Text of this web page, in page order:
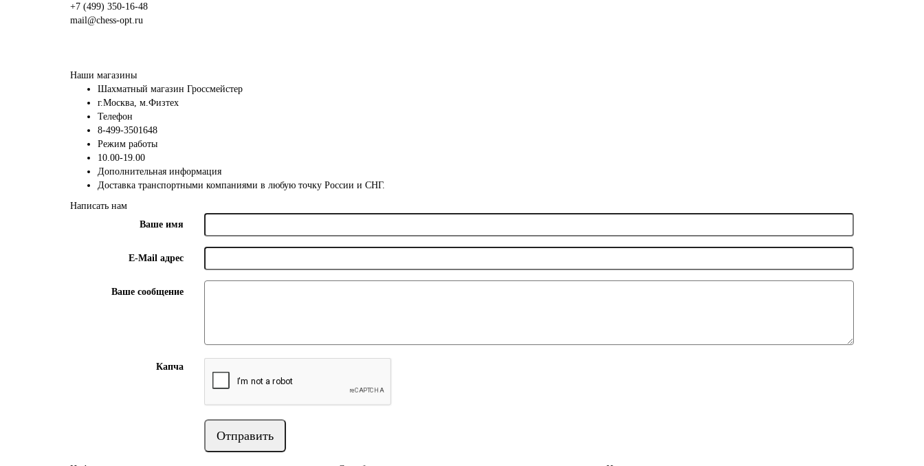
+7 (499) 350-16-48
mail@chess-opt.ru
Наши магазины
Шахматный магазин Гроссмейстер
г.Москва, м.Физтех
Телефон
8-499-3501648
Режим работы
10.00-19.00
Дополнительная информация
Доставка транспортными компаниями в любую точку России и СНГ.
Написать нам
Ваше имя
E-Mail адрес
Ваше сообщение
Капча
Отправить